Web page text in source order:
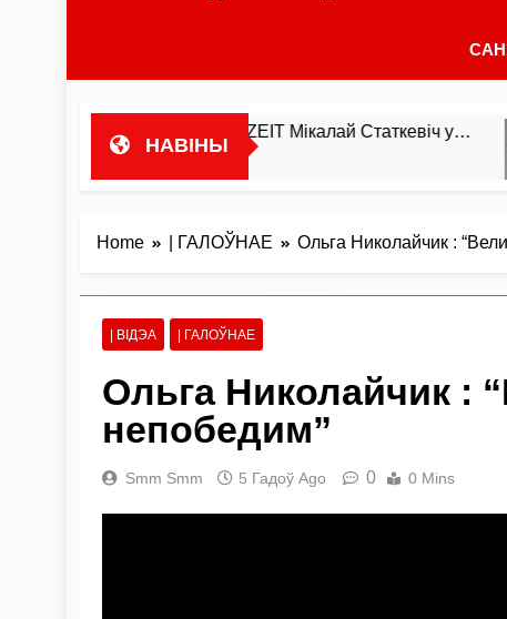
НАВІНЫ
выданню DIE ZEIT Мікалай Статкевіч у…
Home | ГАЛОЎНАЕ Ольга Николайчик :
| ВІДЭА | ГАЛОЎНАЕ
Ольга Николайчик :
непобедим”
Smm Smm 5 Гадоў Ago 0 0 Mins